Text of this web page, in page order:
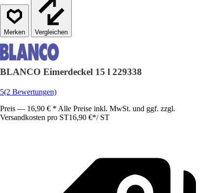
Vergleichen
BLANCO Eimerdeckel 15 l 229338
5(2 Bewertungen)
Preis — 16,90 € * Alle Preise inkl. MwSt. und ggf. zzgl.
Versandkosten pro ST16,90 €*/ ST